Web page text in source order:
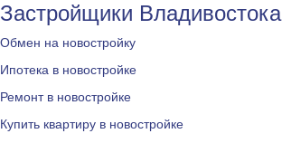
Застройщики Владивостока
Обмен на новостройку
Ипотека в новостройке
Ремонт в новостройке
Купить квартиру в новостройке